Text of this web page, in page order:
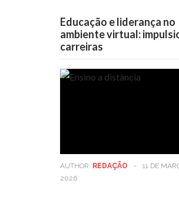
Educação e liderança no
ambiente virtual:
carreiras
AUTHOR: REDAÇÃO -
11 DE
2026